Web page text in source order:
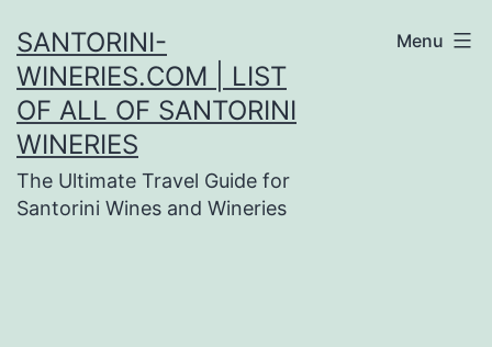
to
content
SANTORINI-
WINERIES.COM | LIST
OF ALL OF SANTORINI
WINERIES
The Ultimate Travel Guide for
Santorini Wines and Wineries
Menu